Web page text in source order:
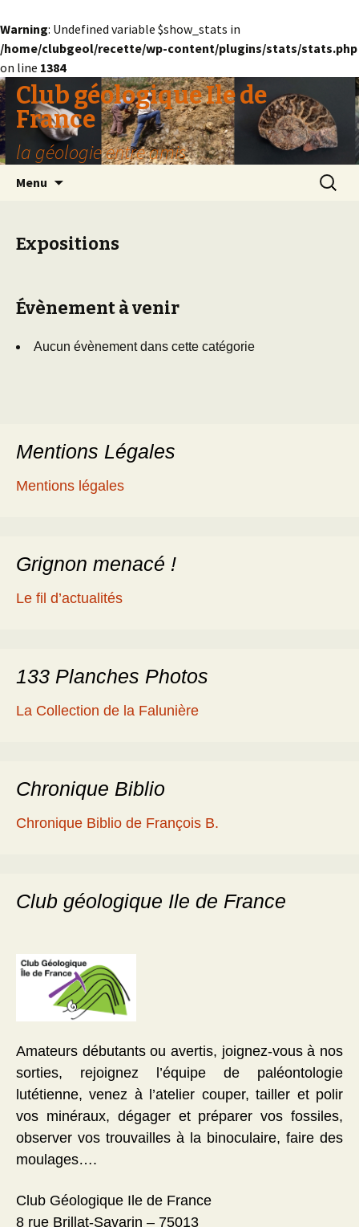
Warning: Undefined variable $show_stats in
/home/clubgeol/recette/wp-content/plugins/stats/stats.php
on line 1384
Club géologique Ile de
France
la géologie entre amis
Menu
Expositions
Évènement à venir
Aucun évènement dans cette catégorie
Mentions Légales
Mentions légales
Grignon menacé !
Le fil d’actualités
133 Planches Photos
La Collection de la Falunière
Chronique Biblio
Chronique Biblio de François B.
Club géologique Ile de France
Amateurs débutants ou avertis, joignez-vous à nos
sorties, rejoignez l’équipe de paléontologie
lutétienne, venez à l’atelier couper, tailler et polir
vos minéraux, dégager et préparer vos fossiles,
observer vos trouvailles à la binoculaire, faire des
moulages….
Club Géologique Ile de France
8 rue Brillat-Savarin – 75013